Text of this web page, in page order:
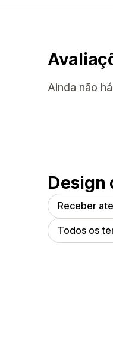
Ainda não
Design
Receber
Todos os